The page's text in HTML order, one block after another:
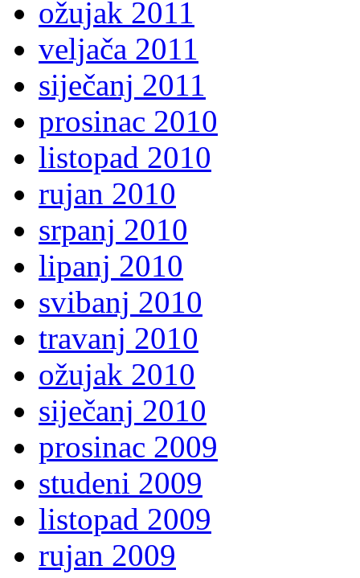
ožujak 2011
veljača 2011
siječanj 2011
prosinac 2010
listopad 2010
rujan 2010
srpanj 2010
lipanj 2010
svibanj 2010
travanj 2010
ožujak 2010
siječanj 2010
prosinac 2009
studeni 2009
listopad 2009
rujan 2009